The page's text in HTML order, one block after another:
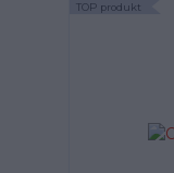
TOP produkt